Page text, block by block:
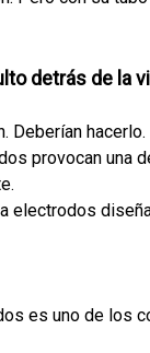
detrás de la
Deberían hacerlo.
provocan una
electrodos
es uno de los